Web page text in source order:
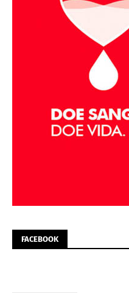
FACEBOOK